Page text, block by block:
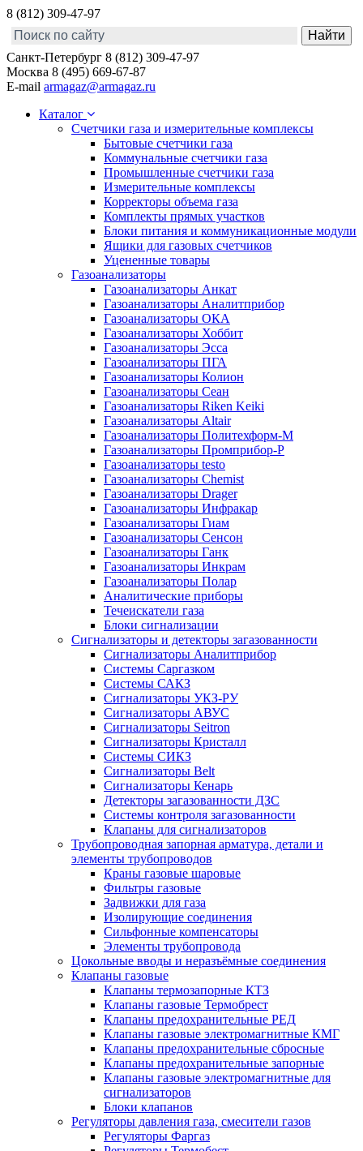
8 (812) 309-47-97
Санкт-Петербург 8 (812) 309-47-97
Москва 8 (495) 669-67-87
E-mail armagaz@armagaz.ru
Каталог
Счетчики газа и измерительные комплексы
Бытовые счетчики газа
Коммунальные счетчики газа
Промышленные счетчики газа
Измерительные комплексы
Корректоры объема газа
Комплекты прямых участков
Блоки питания и коммуникационные модули
Ящики для газовых счетчиков
Уцененные товары
Газоанализаторы
Газоанализаторы Анкат
Газоанализаторы Аналитприбор
Газоанализаторы ОКА
Газоанализаторы Хоббит
Газоанализаторы Эсса
Газоанализаторы ПГА
Газоанализаторы Колион
Газоанализаторы Сеан
Газоанализаторы Riken Keiki
Газоанализаторы Altair
Газоанализаторы Политехформ-М
Газоанализаторы Промприбор-Р
Газоанализаторы testo
Газоанализаторы Chemist
Газоанализаторы Drager
Газоанализаторы Инфракар
Газоанализаторы Гиам
Газоанализаторы Сенсон
Газоанализаторы Ганк
Газоанализаторы Инкрам
Газоанализаторы Полар
Аналитические приборы
Течеискатели газа
Блоки сигнализации
Сигнализаторы и детекторы загазованности
Сигнализаторы Аналитприбор
Системы Саргазком
Системы САКЗ
Сигнализаторы УКЗ-РУ
Сигнализаторы АВУС
Сигнализаторы Seitron
Сигнализаторы Кристалл
Системы СИКЗ
Сигнализаторы Belt
Сигнализаторы Кенарь
Детекторы загазованности ДЗС
Системы контроля загазованности
Клапаны для сигнализаторов
Трубопроводная запорная арматура, детали и
элементы трубопроводов
Краны газовые шаровые
Фильтры газовые
Задвижки для газа
Изолирующие соединения
Сильфонные компенсаторы
Элементы трубопровода
Цокольные вводы и неразъёмные соединения
Клапаны газовые
Клапаны термозапорные КТЗ
Клапаны газовые Термобрест
Клапаны предохранительные РЕД
Клапаны газовые электромагнитные КМГ
Клапаны предохранительные сбросные
Клапаны предохранительные запорные
Клапаны газовые электромагнитные для
сигнализаторов
Блоки клапанов
Регуляторы давления газа, смесители газов
Регуляторы Фаргаз